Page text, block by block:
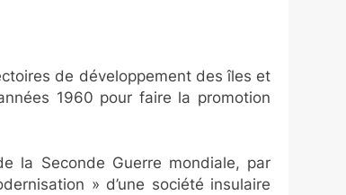
de développement des îles et
1960 pour faire la promotion
la Seconde Guerre mondiale, par
» d’une société insulaire